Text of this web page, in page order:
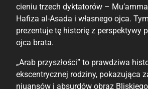
cieniu trzech dyktatorów –
Hafiza al-Asada i własnego ojca.
prezentuje tę historię z perspektywy
ojca brata.
„Arab przyszłości” to prawdziwa
ekscentrycznej rodziny, pokazująca
niuansów i absurdów obraz